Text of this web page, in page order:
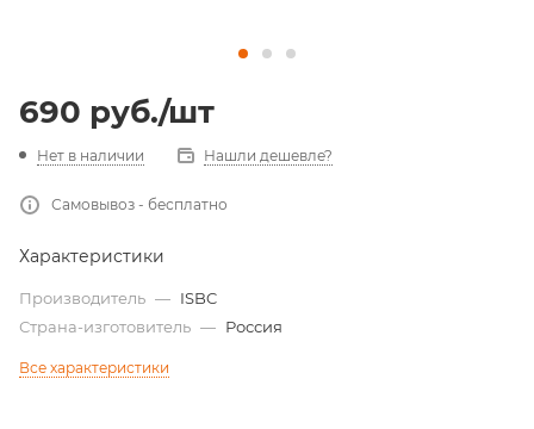
690 руб./шт
Нет в наличии Нашли дешевле?
Самовывоз - бесплатно
Характеристики
Производитель — ISBC
Страна-изготовитель — Россия
Все характеристики